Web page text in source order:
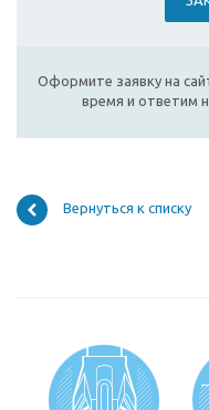
Оформите заявку на
время и ответим
Вернуться к списку